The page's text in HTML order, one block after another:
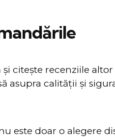
citește recenziile
asupra calității și
este doar o alegere